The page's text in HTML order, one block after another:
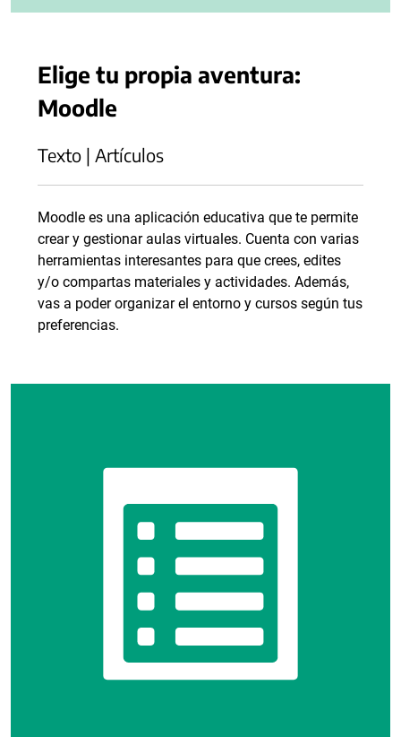
Elige tu propia aventura:
Moodle
Texto | Artículos
Moodle es una aplicación educativa que te permite
crear y gestionar aulas virtuales. Cuenta con varias
herramientas interesantes para que crees, edites
y/o compartas materiales y actividades. Además,
vas a poder organizar el entorno y cursos según tus
preferencias.